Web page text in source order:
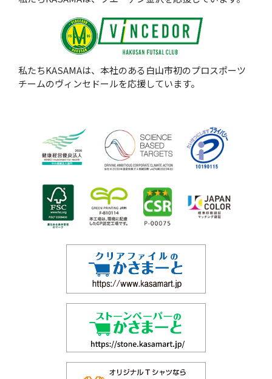
私たちKASAMAは、本社のある白山市初のプロスポーツ
チームのヴィンセドールを応援しています。